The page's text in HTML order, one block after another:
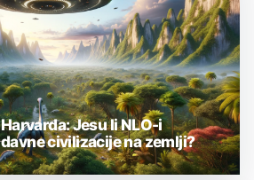
Jesu li NLO-i
civilizacije na zemlji?